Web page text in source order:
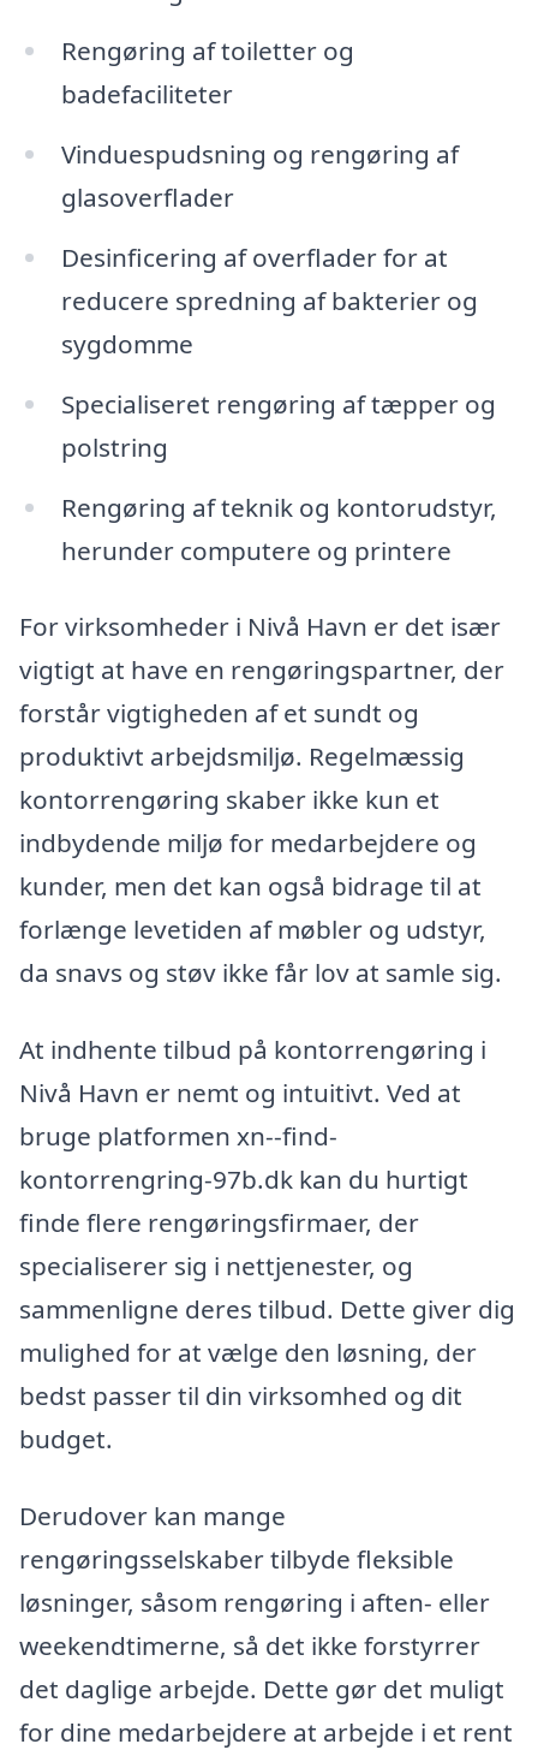
Rengøring af toiletter og
badefaciliteter
Vinduespudsning og rengøring af
glasoverflader
Desinficering af overflader for at
reducere spredning af bakterier og
sygdomme
Specialiseret rengøring af tæpper og
polstring
Rengøring af teknik og kontorudstyr,
herunder computere og printere
For virksomheder i Nivå Havn er det især
vigtigt at have en rengøringspartner, der
forstår vigtigheden af et sundt og
produktivt arbejdsmiljø. Regelmæssig
kontorrengøring skaber ikke kun et
indbydende miljø for medarbejdere og
kunder, men det kan også bidrage til at
forlænge levetiden af møbler og udstyr,
da snavs og støv ikke får lov at samle sig.
At indhente tilbud på kontorrengøring i
Nivå Havn er nemt og intuitivt. Ved at
bruge platformen xn--find-
kontorrengring-97b.dk kan du hurtigt
finde flere rengøringsfirmaer, der
specialiserer sig i nettjenester, og
sammenligne deres tilbud. Dette giver dig
mulighed for at vælge den løsning, der
bedst passer til din virksomhed og dit
budget.
Derudover kan mange
rengøringsselskaber tilbyde fleksible
løsninger, såsom rengøring i aften- eller
weekendtimerne, så det ikke forstyrrer
det daglige arbejde. Dette gør det muligt
for dine medarbejdere at arbejde i et rent